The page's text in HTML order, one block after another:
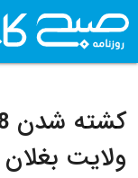
ولایت بغلان